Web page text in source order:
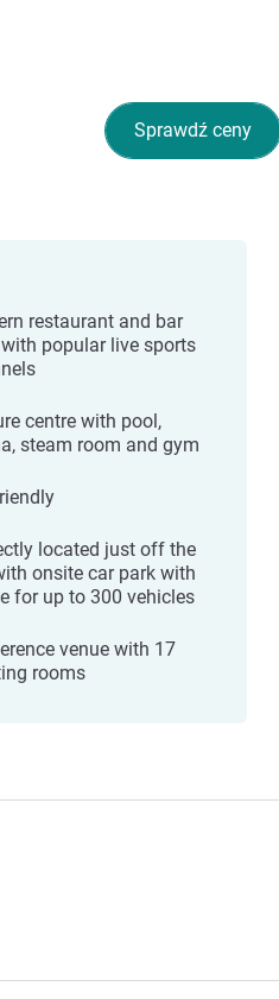
Sprawdź ceny
restaurant and bar
popular live sports
centre with pool,
steam room and gym
located just off the
onsite car park with
for up to 300 vehicles
venue with 17
rooms